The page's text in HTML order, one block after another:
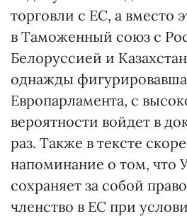
торговли с ЕС, а вместо
в Таможенный союз с
Белоруссией и
однажды
Европарламента, с
вероятности войдет в
раз. Также в тексте
напоминание о том, что
сохраняет за собой
членство в ЕС при